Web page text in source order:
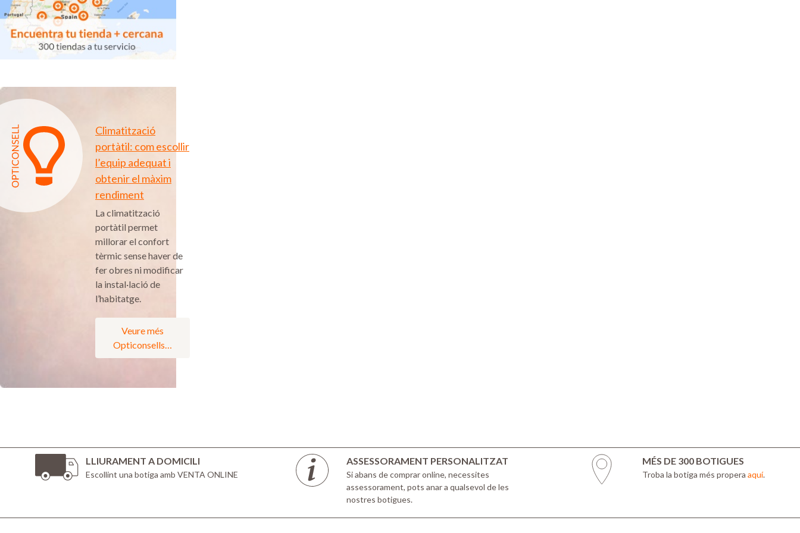
Climatització
portàtil: com escollir
l’equip adequat i
obtenir el màxim
rendiment
La climatització
portàtil permet
millorar el confort
tèrmic sense haver de
fer obres ni modificar
la instal·lació de
l’habitatge.
Veure més
Opticonsells…
LLIURAMENT A DOMICILI
Escollint una botiga amb VENTA ONLINE
ASSESSORAMENT PERSONALITZAT
Si abans de comprar online, necessites
assessorament, pots anar a qualsevol de les
nostres botigues.
MÉS DE 300 BOTIGUES
Troba la botiga més properaaquí.